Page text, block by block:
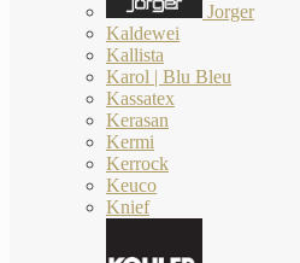
Jorger
Kaldewei
Kallista
Karol | Blu Bleu
Kassatex
Kerasan
Kermi
Kerrock
Keuco
Knief